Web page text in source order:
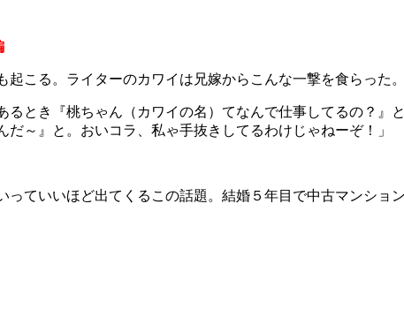
起こる。ライターのカワイは兄嫁からこんな一撃を食らった。
るとき『桃ちゃん（カワイの名）てなんで仕事してるの？
だ～』と。おいコラ、私ゃ手抜きしてるわけじゃねーぞ！」
っていいほど出てくるこの話題。結婚５年目で中古マンショ